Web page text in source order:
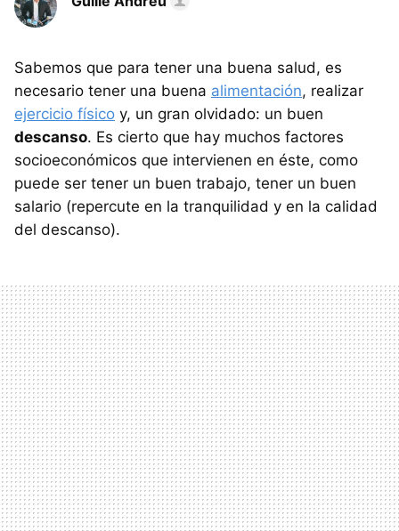
Sabemos que para tener una buena salud, es
necesario tener una buena alimentación, realizar
ejercicio físico y, un gran olvidado: un buen
descanso. Es cierto que hay muchos factores
socioeconómicos que intervienen en éste, como
puede ser tener un buen trabajo, tener un buen
salario (repercute en la tranquilidad y en la calidad
del descanso).